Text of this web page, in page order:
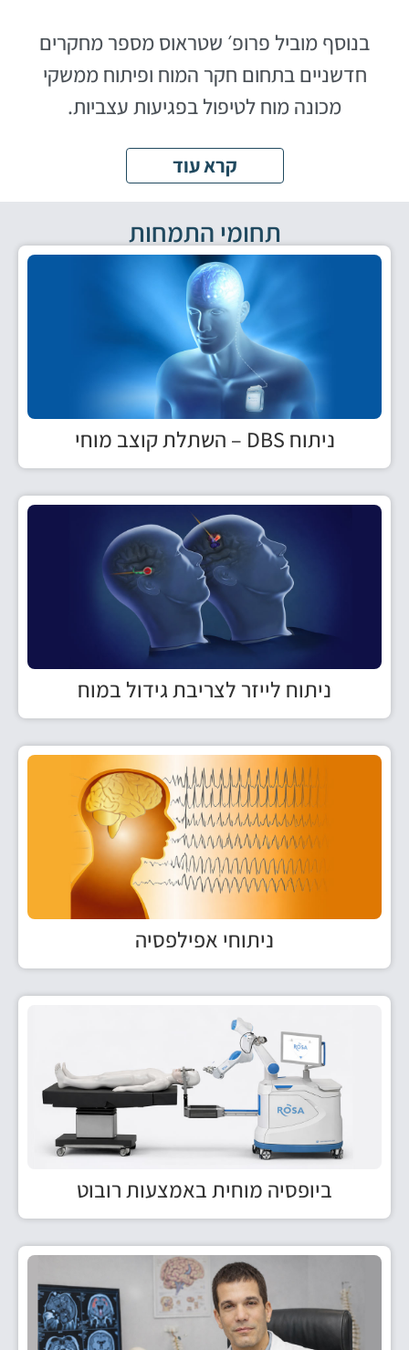
בנוסף מוביל פרופ׳ שטראוס מספר מחקרים
חדשניים בתחום חקר המוח ופיתוח ממשקי
מכונה מוח לטיפול בפגיעות עצביות.
קרא עוד
תחומי התמחות
ניתוח DBS – השתלת קוצב מוחי
ניתוח לייזר לצריבת גידול במוח
ניתוחי אפילפסיה
ביופסיה מוחית באמצעות רובוט